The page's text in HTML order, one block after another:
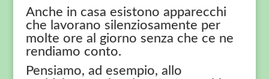
Anche in casa esistono apparecchi
che lavorano silenziosamente per
molte ore al giorno senza che ce ne
rendiamo conto.
Pensiamo, ad esempio, allo